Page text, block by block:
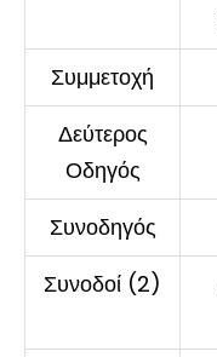
Συμμετοχή
Δεύτερος
Οδηγός
Συνοδηγός
Συνοδοί (2)